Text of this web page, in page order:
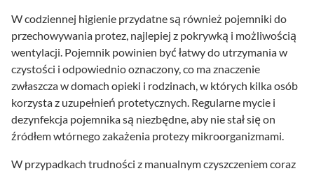
W codziennej higienie przydatne są również pojemniki do
przechowywania protez, najlepiej z pokrywką i możliwością
wentylacji. Pojemnik powinien być łatwy do utrzymania w
czystości i odpowiednio oznaczony, co ma znaczenie
zwłaszcza w domach opieki i rodzinach, w których kilka osób
korzysta z uzupełnień protetycznych. Regularne mycie i
dezynfekcja pojemnika są niezbędne, aby nie stał się on
źródłem wtórnego zakażenia protezy mikroorganizmami.
W przypadkach trudności z manualnym czyszczeniem coraz